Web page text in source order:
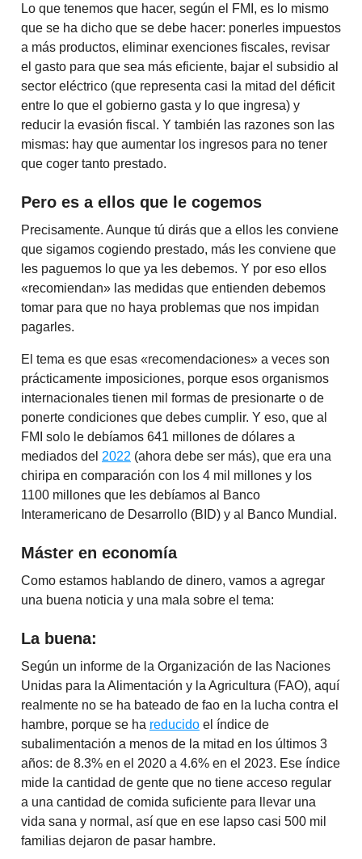
Lo que tenemos que hacer, según el FMI, es lo mismo
que se ha dicho que se debe hacer: ponerles impuestos
a más productos, eliminar exenciones fiscales, revisar
el gasto para que sea más eficiente, bajar el subsidio al
sector eléctrico (que representa casi la mitad del déficit
entre lo que el gobierno gasta y lo que ingresa) y
reducir la evasión fiscal. Y también las razones son las
mismas: hay que aumentar los ingresos para no tener
que coger tanto prestado.
Pero es a ellos que le cogemos
Precisamente. Aunque tú dirás que a ellos les conviene
que sigamos cogiendo prestado, más les conviene que
les paguemos lo que ya les debemos. Y por eso ellos
«recomiendan» las medidas que entienden debemos
tomar para que no haya problemas que nos impidan
pagarles.
El tema es que esas «recomendaciones» a veces son
prácticamente imposiciones, porque esos organismos
internacionales tienen mil formas de presionarte o de
ponerte condiciones que debes cumplir. Y eso, que al
FMI solo le debíamos 641 millones de dólares a
mediados del 2022 (ahora debe ser más), que era una
chiripa en comparación con los 4 mil millones y los
1100 millones que les debíamos al Banco
Interamericano de Desarrollo (BID) y al Banco Mundial.
Máster en economía
Como estamos hablando de dinero, vamos a agregar
una buena noticia y una mala sobre el tema:
La buena:
Según un informe de la Organización de las Naciones
Unidas para la Alimentación y la Agricultura (FAO), aquí
realmente no se ha bateado de fao en la lucha contra el
hambre, porque se ha reducido el índice de
subalimentación a menos de la mitad en los últimos 3
años: de 8.3% en el 2020 a 4.6% en el 2023. Ese índice
mide la cantidad de gente que no tiene acceso regular
a una cantidad de comida suficiente para llevar una
vida sana y normal, así que en ese lapso casi 500 mil
familias dejaron de pasar hambre.